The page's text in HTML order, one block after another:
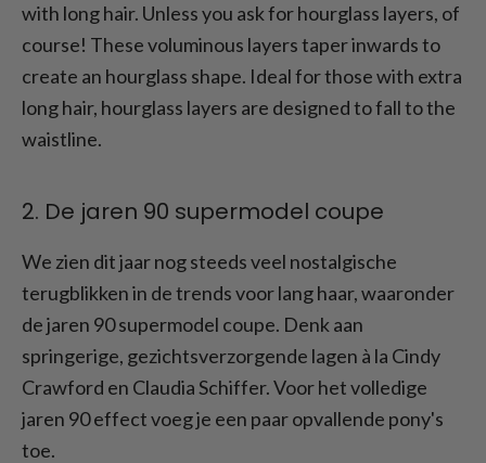
with long hair. Unless you ask for hourglass layers, of
course! These voluminous layers taper inwards to
create an hourglass shape. Ideal for those with extra
long hair, hourglass layers are designed to fall to the
waistline.
2. De jaren 90 supermodel coupe
We zien dit jaar nog steeds veel nostalgische
terugblikken in de trends voor lang haar, waaronder
de jaren 90 supermodel coupe. Denk aan
springerige, gezichtsverzorgende lagen à la Cindy
Crawford en Claudia Schiffer. Voor het volledige
jaren 90 effect voeg je een paar opvallende pony's
toe.